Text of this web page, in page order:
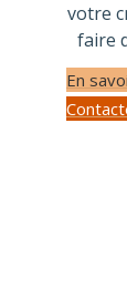
votre
faire
En